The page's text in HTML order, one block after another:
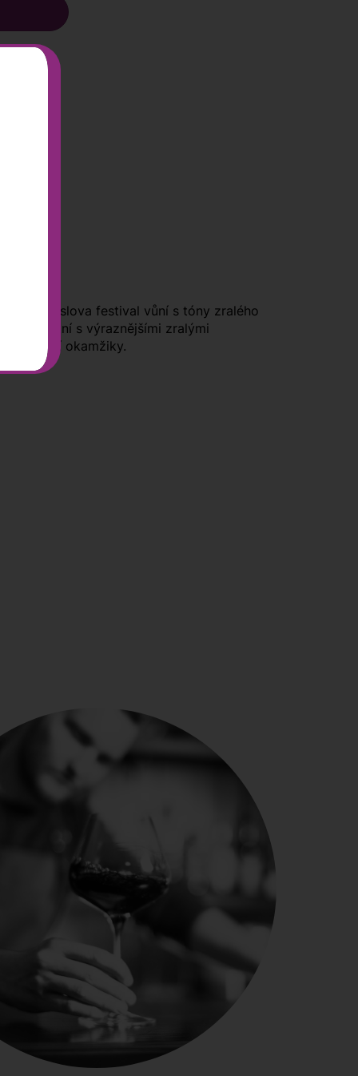
doslova festival vůní s tóny zralého
opulentní s výraznějšími zralými
okamžiky.